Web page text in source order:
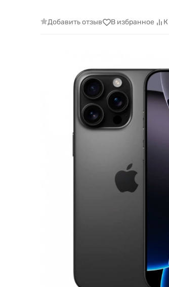
Добавить отзыв В избранное